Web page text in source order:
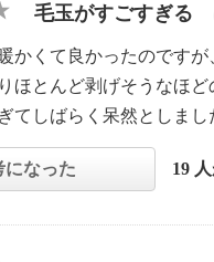
毛玉がすごすぎる
かくて良かったのです
ほとんど剥げそうなほ
てしばらく呆然としまし
になった 19